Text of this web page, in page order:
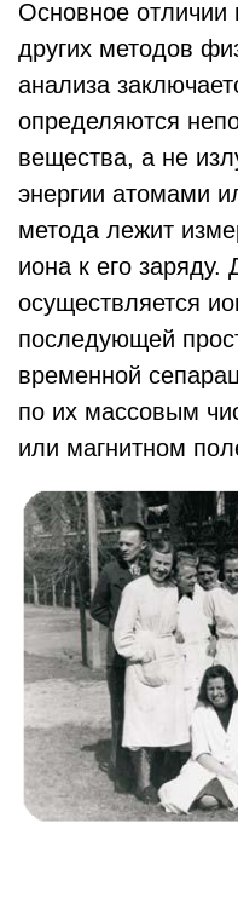
Основное отличии
других методов
анализа
определяются
вещества, а не
энергии атомами
метода лежит
иона к его заряду.
осуществляется
последующей
временной
по их массовым
или магнитном